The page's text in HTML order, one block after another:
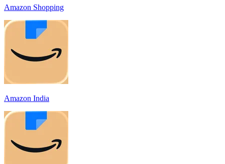
Amazon Shopping
Amazon India